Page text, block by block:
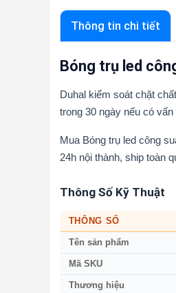
Thông tin chi tiết
Bóng trụ led
Duhal kiểm soát chặt
trong 30 ngày nếu có vấn
Mua Bóng trụ led công
24h nội thành, ship toàn
Thông Số Kỹ Thuật
THÔNG SỐ
Tên sản phẩm
Mã SKU
Thương hiệu